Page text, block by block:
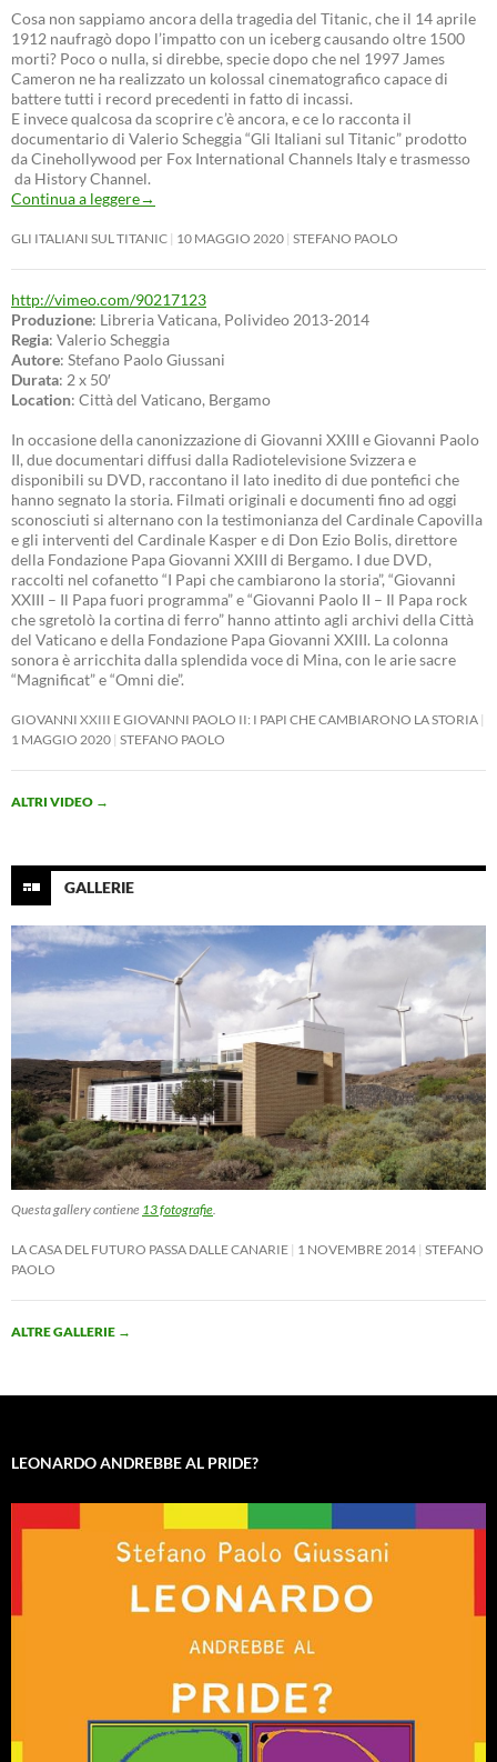
Cosa non sappiamo ancora della tragedia del Titanic, che il 14 aprile
1912 naufragò dopo l’impatto con un iceberg causando oltre 1500
morti? Poco o nulla, si direbbe, specie dopo che nel 1997 James
Cameron ne ha realizzato un kolossal cinematografico capace di
battere tutti i record precedenti in fatto di incassi.
E invece qualcosa da scoprire c’è ancora, e ce lo racconta il
documentario di Valerio Scheggia “Gli Italiani sul Titanic” prodotto
da Cinehollywood per Fox International Channels Italy e trasmesso
da History Channel.
Continua a leggere→
GLI ITALIANI SUL TITANIC 10 MAGGIO 2020 STEFANO PAOLO
http://vimeo.com/90217123
Produzione: Libreria Vaticana, Polivideo 2013-2014
Regia: Valerio Scheggia
Autore: Stefano Paolo Giussani
Durata: 2 x 50′
Location: Città del Vaticano, Bergamo
In occasione della canonizzazione di Giovanni XXIII e Giovanni Paolo
II, due documentari diffusi dalla Radiotelevisione Svizzera e
disponibili su DVD, raccontano il lato inedito di due pontefici che
hanno segnato la storia. Filmati originali e documenti fino ad oggi
sconosciuti si alternano con la testimonianza del Cardinale Capovilla
e gli interventi del Cardinale Kasper e di Don Ezio Bolis, direttore
della Fondazione Papa Giovanni XXIII di Bergamo. I due DVD,
raccolti nel cofanetto “I Papi che cambiarono la storia”, “Giovanni
XXIII – Il Papa fuori programma” e “Giovanni Paolo II – Il Papa rock
che sgretolò la cortina di ferro” hanno attinto agli archivi della Città
del Vaticano e della Fondazione Papa Giovanni XXIII. La colonna
sonora è arricchita dalla splendida voce di Mina, con le arie sacre
“Magnificat” e “Omni die”.
GIOVANNI XXIII E GIOVANNI PAOLO II: I PAPI CHE CAMBIARONO LA STORIA
1 MAGGIO 2020 STEFANO PAOLO
ALTRI VIDEO →
GALLERIE
Questa gallery contiene 13 fotografie.
LA CASA DEL FUTURO PASSA DALLE CANARIE 1 NOVEMBRE 2014 STEFANO
PAOLO
ALTRE GALLERIE →
LEONARDO ANDREBBE AL PRIDE?